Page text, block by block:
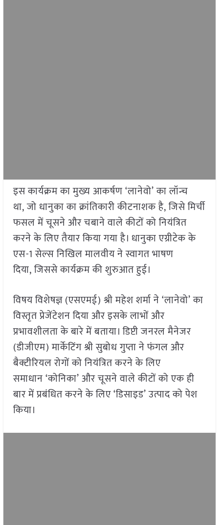
इस कार्यक्रम का मुख्य आकर्षण ‘लानेवो’ का लॉन्च
था, जो धानुका का क्रांतिकारी कीटनाशक है, जिसे मिर्ची
फसल में चूसने और चबाने वाले कीटों को नियंत्रित
करने के लिए तैयार किया गया है। धानुका एग्रीटेक के
एस-1 सेल्स निखिल मालवीय ने स्वागत भाषण
दिया, जिससे कार्यक्रम की शुरुआत हुई।
विषय विशेषज्ञ (एसएमई) श्री महेश शर्मा ने ‘लानेवो’ का
विस्तृत प्रेजेंटेशन दिया और इसके लाभों और
प्रभावशीलता के बारे में बताया। डिप्टी जनरल मैनेजर
(डीजीएम) मार्केटिंग श्री सुबोध गुप्ता ने फंगल और
बैक्टीरियल रोगों को नियंत्रित करने के लिए
समाधान ‘कोनिका’ और चूसने वाले कीटों को एक ही
बार में प्रबंधित करने के लिए ‘डिसाइड’ उत्पाद को पेश
किया।